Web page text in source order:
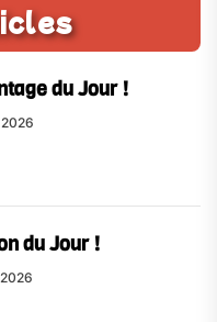
du Jour !
du Jour !